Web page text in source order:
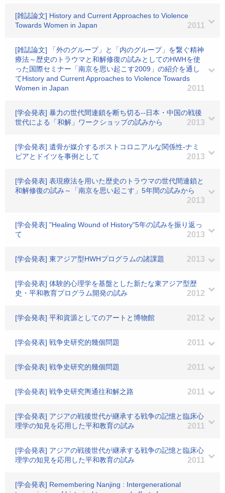
[雑誌論文] History and Current Approaches to Violence
Towards Women in Japan
2011
[雑誌論文] 「外のグループ」と「内のグループ」を繋ぐ精神
療法～歴史のトラウマと和解修復の試みとしてのHWHを使
った国際セミナー「南京を思い起こす2009」の紹介を通し
てHistory and Current Approaches to Violence Towards
Women in Japan
2011
[学会発表] 暴力の世代間連鎖を断ち切る--日本・中国の戦後
世代による「和解」ワークショップの試みから
2013
[学会発表] 遺骨が媒介するポストコロニアルな関係性-ナミ
ビアとドイツを事例として
2013
[学会発表] 表現療法を用いた歴史のトラウマの世代間連鎖と
和解修復の試み～「南京を思い起こす」5年間の試みから
2013
[学会発表] "Healing Wound of History"5年の試みを振り返っ
て
2013
[学会発表] 東アジア型HWHプログラムの諸課題 2013
[学会発表] 体験的心理学を基盤とした新たな東アジア型歴
史・平和教育プログラム開発の試み
2012
[学会発表] 平和資源としてのアートと博物館 2012
[学会発表] 戦争史研究的幾個問題 2011
[学会発表] 戦争史研究的幾個問題 2011
[学会発表] 戦争史研究輿通往和解之路 2011
[学会発表] アジアの戦後世代が継承する戦争の記憶と臨床心
理学の知見を応用した平和教育の試み
2011
[学会発表] アジアの戦後世代が継承する戦争の記憶と臨床心
理学の知見を応用した平和教育の試み
2011
[学会発表] Remembering Nanjing : Intergenerational